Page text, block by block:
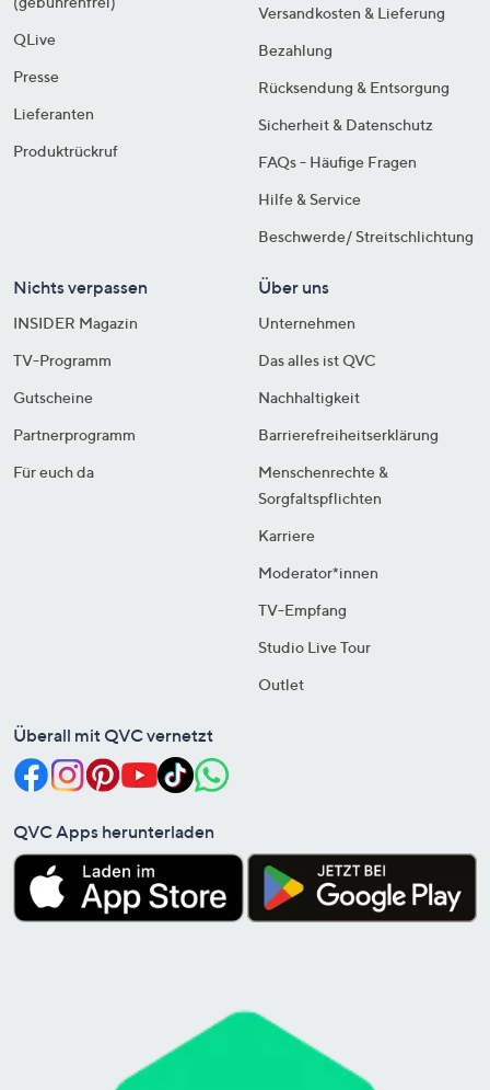
QLive
Presse
Lieferanten
Produktrückruf
Versandkosten & Lieferung
Bezahlung
Rücksendung & Entsorgung
Sicherheit & Datenschutz
FAQs - Häufige Fragen
Hilfe & Service
Beschwerde/ Streitschlichtung
Nichts verpassen
INSIDER Magazin
TV-Programm
Gutscheine
Partnerprogramm
Für euch da
Über uns
Unternehmen
Das alles ist QVC
Nachhaltigkeit
Barrierefreiheitserklärung
Menschenrechte &
Sorgfaltspflichten
Karriere
Moderator*innen
TV-Empfang
Studio Live Tour
Outlet
Überall mit QVC vernetzt
QVC Apps herunterladen